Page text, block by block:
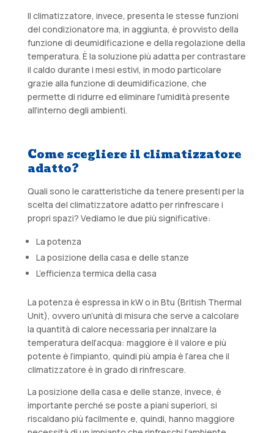
Il climatizzatore, invece, presenta le stesse funzioni
del condizionatore ma, in aggiunta, è provvisto della
funzione di deumidificazione e della regolazione della
temperatura. È la soluzione più adatta per contrastare
il caldo durante i mesi estivi, in modo particolare
grazie alla funzione di deumidificazione, che
permette di ridurre ed eliminare l’umidità presente
all’interno degli ambienti.
Come scegliere il climatizzatore
adatto?
Quali sono le caratteristiche da tenere presenti per la
scelta del climatizzatore adatto per rinfrescare i
propri spazi? Vediamo le due più significative:
La potenza
La posizione della casa e delle stanze
L’efficienza termica della casa
La potenza è espressa in kW o in Btu (British Thermal
Unit), ovvero un’unità di misura che serve a calcolare
la quantità di calore necessaria per innalzare la
temperatura dell’acqua: maggiore è il valore e più
potente è l’impianto, quindi più ampia è l’area che il
climatizzatore è in grado di rinfrescare.
La posizione della casa e delle stanze, invece, è
importante perché se poste a piani superiori, si
riscaldano più facilmente e, quindi, hanno maggiore